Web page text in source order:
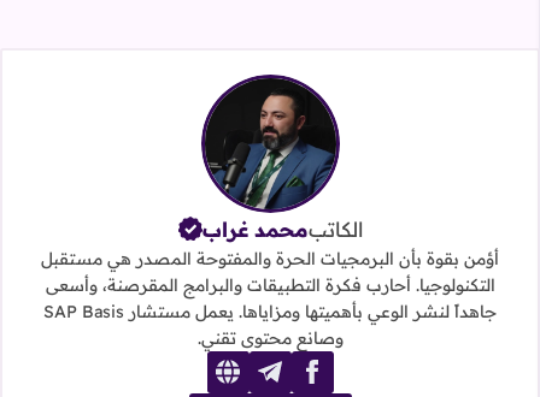
الكاتبمحمد غراب
أؤمن بقوة بأن البرمجيات الحرة والمفتوحة المصدر هي مستقبل
التكنولوجيا. أحارب فكرة التطبيقات والبرامج المقرصنة، وأسعى
جاهداً لنشر الوعي بأهميتها ومزاياها. يعمل مستشار SAP Basis
وصانع محتوى تقني.
facebook
telegram
website